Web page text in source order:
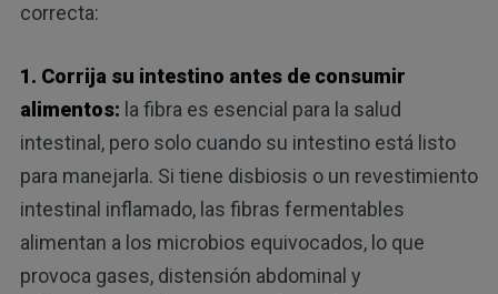
correcta:
1. Corrija su intestino antes de consumir
alimentos: la fibra es esencial para la salud
intestinal, pero solo cuando su intestino está listo
para manejarla. Si tiene disbiosis o un revestimiento
intestinal inflamado, las fibras fermentables
alimentan a los microbios equivocados, lo que
provoca gases, distensión abdominal y